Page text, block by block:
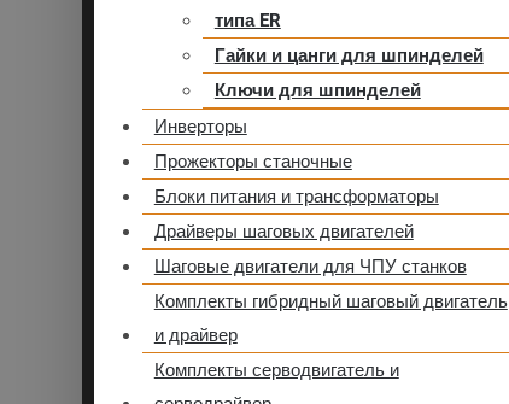
типа ER
Гайки и цанги для шпинделей
Ключи для шпинделей
Инверторы
Прожекторы станочные
Блоки питания и трансформаторы
Драйверы шаговых двигателей
Шаговые двигатели для ЧПУ станков
Комплекты гибридный шаговый двигатель
и драйвер
Комплекты серводвигатель и